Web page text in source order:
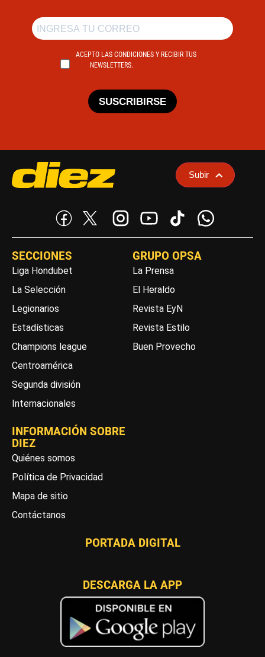
ACEPTO LAS CONDICIONES Y RECIBIR TUS
NEWSLETTERS.
SUSCRIBIRSE
Subir
SECCIONES
Liga Hondubet
La Selección
Legionarios
Estadísticas
Champions league
Centroamérica
Segunda división
Internacionales
GRUPO OPSA
La Prensa
El Heraldo
Revista EyN
Revista Estilo
Buen Provecho
INFORMACIÓN SOBRE
DIEZ
Quiénes somos
Política de Privacidad
Mapa de sitio
Contáctanos
PORTADA DIGITAL
DESCARGA LA APP